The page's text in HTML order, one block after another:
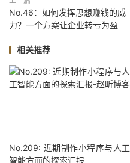
No.46：如何发挥思想赚钱的威
力？一个方案让企业转亏为盈
相关推荐
No.209: 近期制作小程序与人工
智能方面的探索汇报